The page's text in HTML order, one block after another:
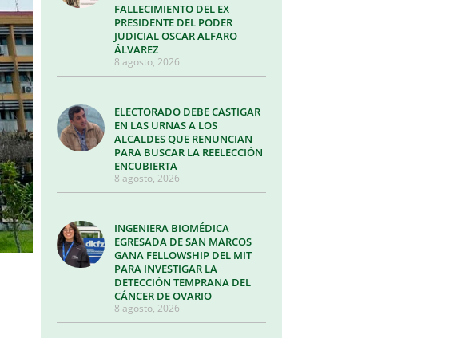
FALLECIMIENTO DEL EX
PRESIDENTE DEL PODER
JUDICIAL OSCAR ALFARO
ÁLVAREZ
8 agosto, 2026
ELECTORADO DEBE CASTIGAR
EN LAS URNAS A LOS
ALCALDES QUE RENUNCIAN
PARA BUSCAR LA REELECCIÓN
ENCUBIERTA
8 agosto, 2026
INGENIERA BIOMÉDICA
EGRESADA DE SAN MARCOS
GANA FELLOWSHIP DEL MIT
PARA INVESTIGAR LA
DETECCIÓN TEMPRANA DEL
CÁNCER DE OVARIO
8 agosto, 2026